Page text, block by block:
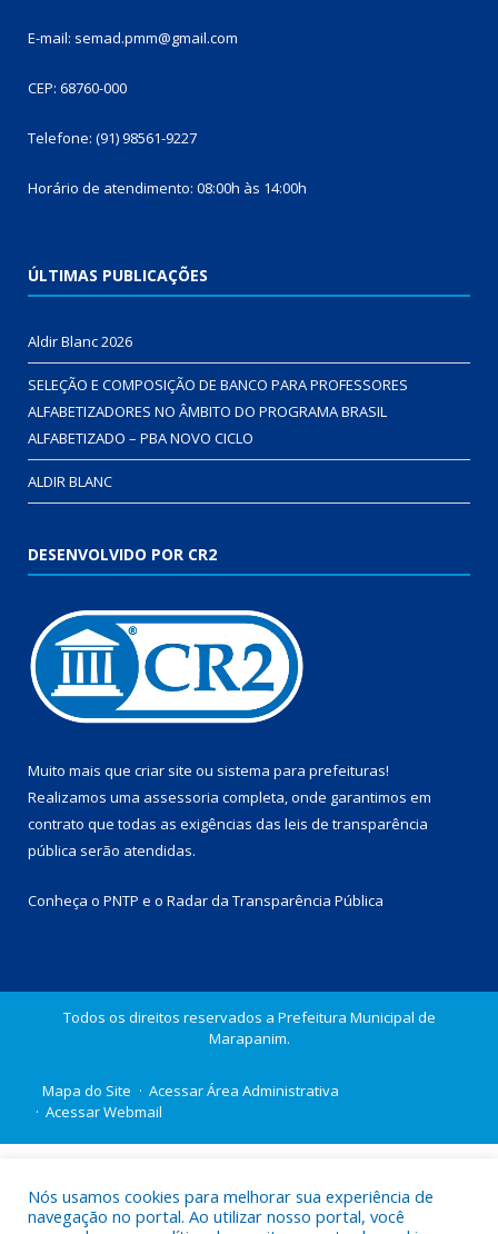
E-mail: semad.pmm@gmail.com
CEP: 68760-000
Telefone: (91) 98561-9227
Horário de atendimento: 08:00h às 14:00h
ÚLTIMAS PUBLICAÇÕES
Aldir Blanc 2026
SELEÇÃO E COMPOSIÇÃO DE BANCO PARA PROFESSORES
ALFABETIZADORES NO ÂMBITO DO PROGRAMA BRASIL
ALFABETIZADO – PBA NOVO CICLO
ALDIR BLANC
DESENVOLVIDO POR CR2
Muito mais que criar site ou sistema para prefeituras!
Realizamos uma assessoria completa, onde garantimos em
contrato que todas as exigências das leis de transparência
pública serão atendidas.
Conheça o PNTP e o Radar da Transparência Pública
Todos os direitos reservados a Prefeitura Municipal de
Marapanim.
Mapa do Site
Acessar Área Administrativa
Acessar Webmail
Nós usamos cookies para melhorar sua experiência de
navegação no portal. Ao utilizar nosso portal, você